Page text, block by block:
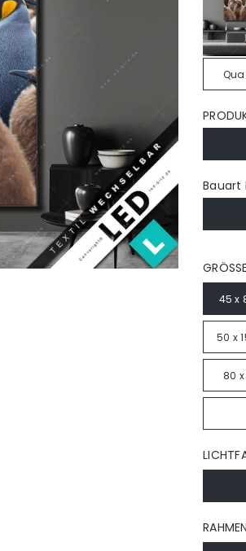
Bauart
45 x
50 x
80